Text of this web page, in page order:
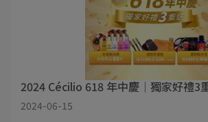
2024 Cécilio 618 年中慶｜獨家好禮3
2024-06-15